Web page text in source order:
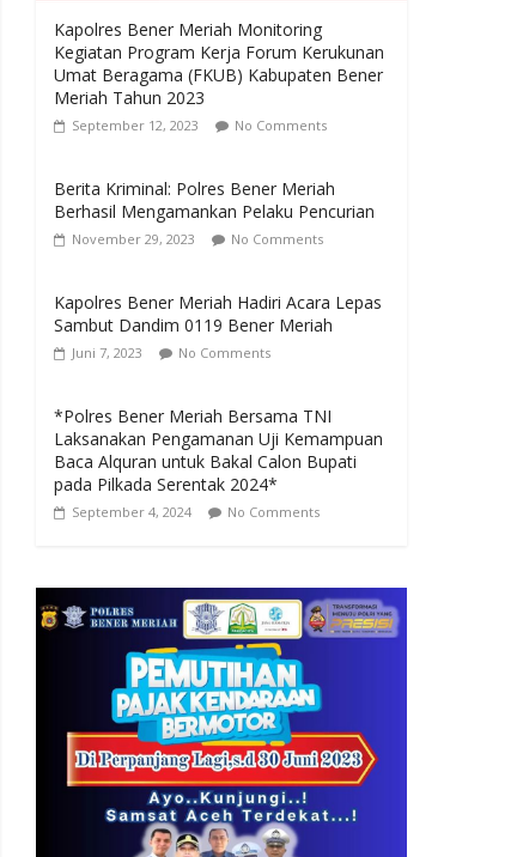
Kapolres Bener Meriah Monitoring
Kegiatan Program Kerja Forum Kerukunan
Umat Beragama (FKUB) Kabupaten Bener
Meriah Tahun 2023
September 12, 2023 No Comments
Berita Kriminal: Polres Bener Meriah
Berhasil Mengamankan Pelaku Pencurian
November 29, 2023 No Comments
Kapolres Bener Meriah Hadiri Acara Lepas
Sambut Dandim 0119 Bener Meriah
Juni 7, 2023 No Comments
*Polres Bener Meriah Bersama TNI
Laksanakan Pengamanan Uji Kemampuan
Baca Alquran untuk Bakal Calon Bupati
pada Pilkada Serentak 2024*
September 4, 2024 No Comments